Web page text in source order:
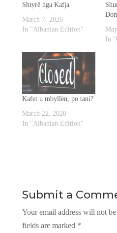
Shtyrë nga Kafja
March 7, 2026
In "Albanian Edition"
In
Kafet u mbyllën, po tani?
March 22, 2020
In "Albanian Edition"
Submit a
Your email address will not
fields are marked *